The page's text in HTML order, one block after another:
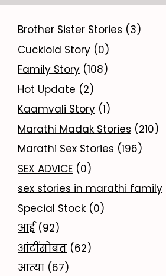
Brother Sister Stories (3)
Cucklold Story (0)
Family Story (108)
Hot Update (2)
Kaamvali Story (1)
Marathi Madak Stories (210)
Marathi Sex Stories (196)
SEX ADVICE (0)
sex stories in marathi family
Special Stock (0)
आई(92)
आंटींसोबत (62)
आत्या (67)